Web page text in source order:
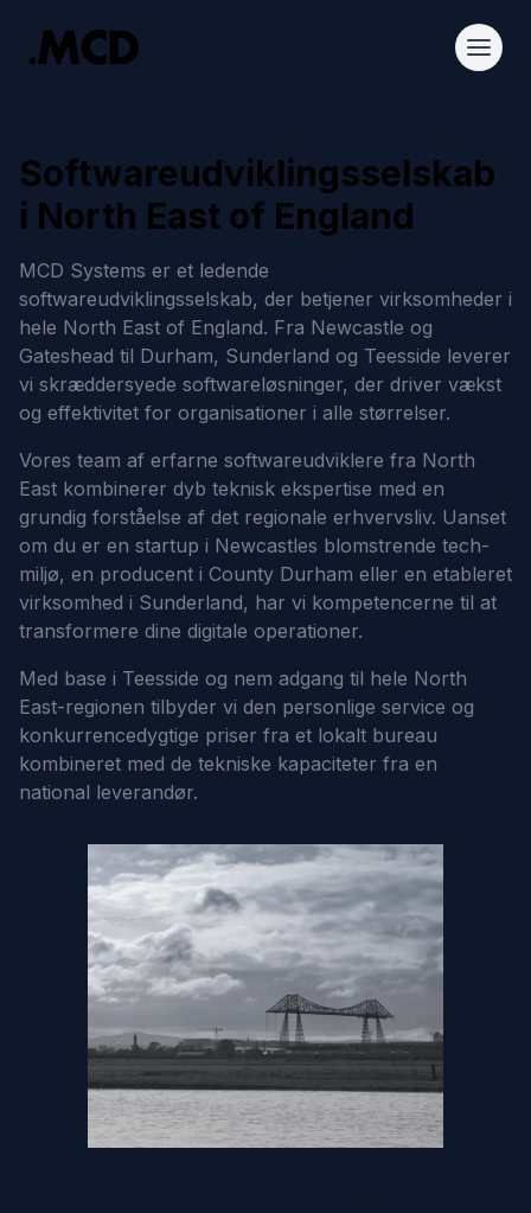
Softwareudviklingsselskab
i North East of England
MCD Systems er et ledende
softwareudviklingsselskab, der betjener virksomheder i
hele North East of England. Fra Newcastle og
Gateshead til Durham, Sunderland og Teesside leverer
vi skræddersyede softwareløsninger, der driver vækst
og effektivitet for organisationer i alle størrelser.
Vores team af erfarne softwareudviklere fra North
East kombinerer dyb teknisk ekspertise med en
grundig forståelse af det regionale erhvervsliv. Uanset
om du er en startup i Newcastles blomstrende tech-
miljø, en producent i County Durham eller en etableret
virksomhed i Sunderland, har vi kompetencerne til at
transformere dine digitale operationer.
Med base i Teesside og nem adgang til hele North
East-regionen tilbyder vi den personlige service og
konkurrencedygtige priser fra et lokalt bureau
kombineret med de tekniske kapaciteter fra en
national leverandør.